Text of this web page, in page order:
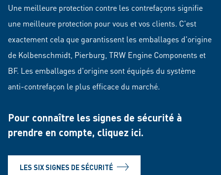
Une meilleure protection contre les contrefaçons signifie
une meilleure protection pour vous et vos clients. C'est
exactement cela que garantissent les emballages d'origine
de Kolbenschmidt, Pierburg, TRW Engine Components et
BF. Les emballages d'origine sont équipés du système
anti-contrefaçon le plus efficace du marché.
Pour connaître les signes de sécurité à
prendre en compte, cliquez ici.
LES SIX SIGNES DE SÉCURITÉ